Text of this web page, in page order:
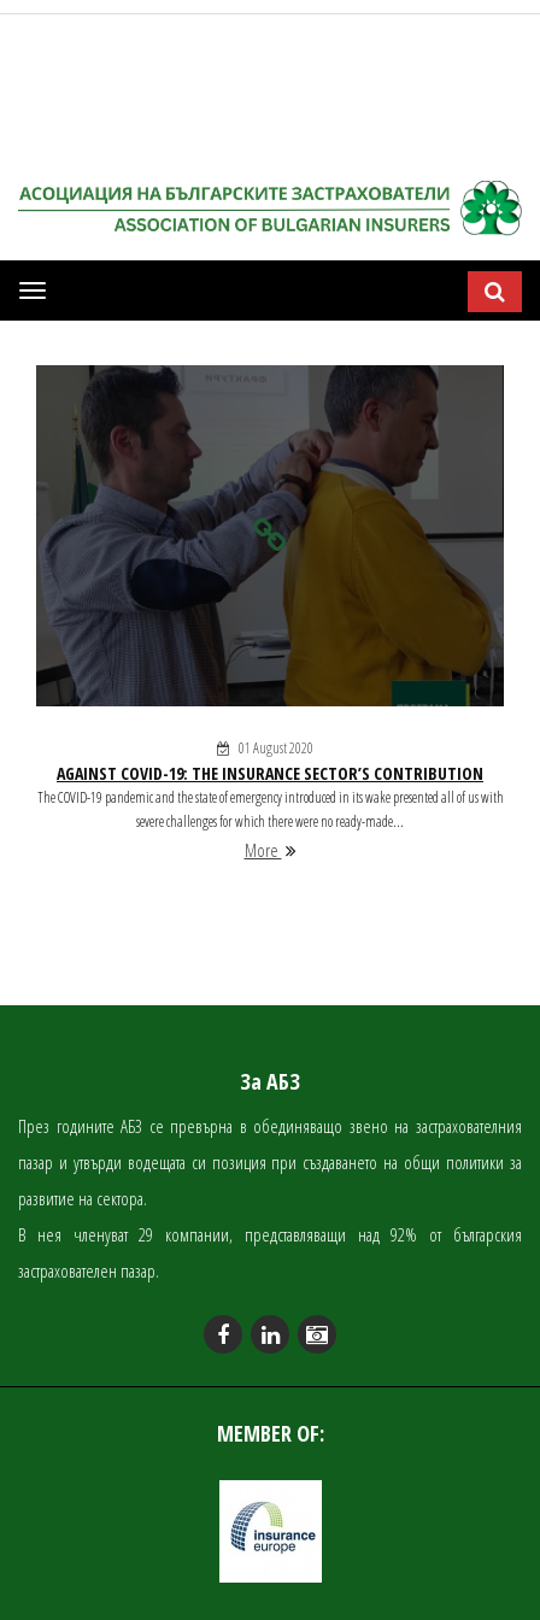
Мобилна
навигация
01 August 2020
AGAINST COVID-19: THE INSURANCE SECTOR’S CONTRIBUTION
The COVID-19 pandemic and the state of emergency introduced in its wake presented all of us with
severe challenges for which there were no ready-made...
More
За АБЗ
През годините АБЗ се превърна в обединяващо звено на застрахователния
пазар и утвърди водещата си позиция при създаването на общи политики за
развитие на сектора.
В нея членуват 29 компании, представляващи над 92% от българския
застрахователен пазар.
MEMBER OF: